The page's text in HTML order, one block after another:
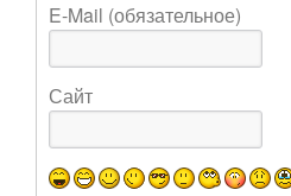
E-Mail (обязательное)
Сайт